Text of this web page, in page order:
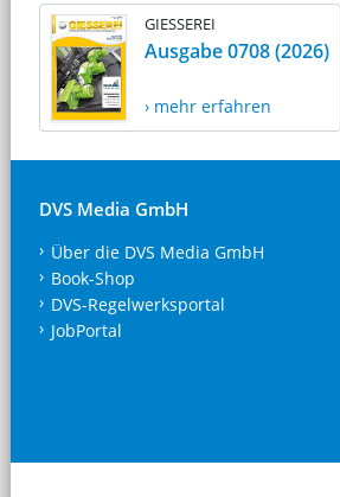
GIESSEREI
Ausgabe 0708 (2026)
› mehr erfahren
DVS Media GmbH
Über die DVS Media GmbH
Book-Shop
DVS-Regelwerksportal
JobPortal